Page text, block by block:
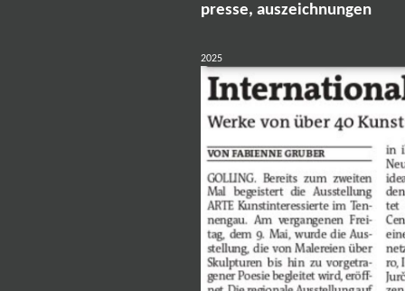
presse, auszeichnungen
2025